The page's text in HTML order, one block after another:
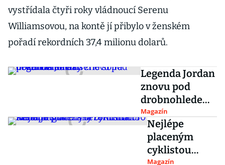
vystřídala čtyři roky vládnoucí Serenu
Williamsovou, na kontě jí přibylo v ženském
pořadí rekordních 37,4 milionu dolarů.
Legenda Jordan
znovu pod
drobnohledem:
dokumentární
série sbírá
pozitivní ohlasy
Magazín
Nejlépe
placeným
cyklistou
Magazín